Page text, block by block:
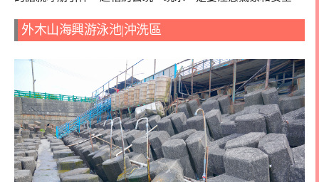
外木山海興游泳池|沖洗區